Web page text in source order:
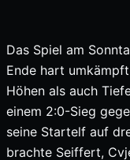
Das Spiel am
Ende hart
Höhen als auch
einem 2:0-Sieg
seine Startelf auf
brachte Seiffert,